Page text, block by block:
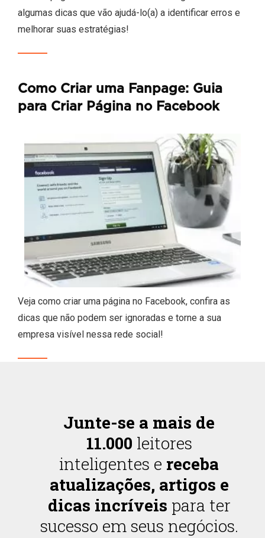
algumas dicas que vão ajudá-lo(a) a identificar erros e
melhorar suas estratégias!
Como Criar uma Fanpage: Guia
para Criar Página no Facebook
Veja como criar uma página no Facebook, confira as
dicas que não podem ser ignoradas e torne a sua
empresa visível nessa rede social!
Junte-se a mais de
11.000 leitores
inteligentes e receba
atualizações, artigos e
dicas incríveis para ter
sucesso em seus negócios.